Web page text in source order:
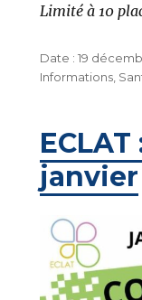
Limité à 10
Publié
le
19
Informations,
janvier